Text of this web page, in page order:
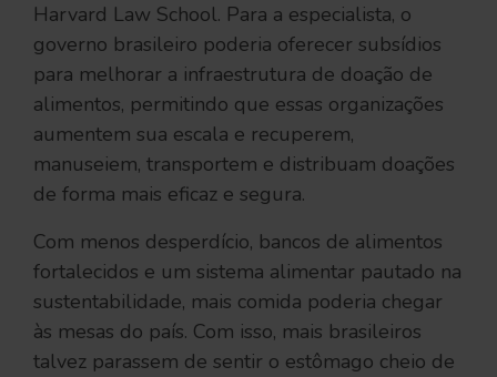
Harvard Law School. Para a especialista, o
governo brasileiro poderia oferecer subsídios
para melhorar a infraestrutura de doação de
alimentos, permitindo que essas organizações
aumentem sua escala e recuperem,
manuseiem, transportem e distribuam doações
de forma mais eficaz e segura.
Com menos desperdício, bancos de alimentos
fortalecidos e um sistema alimentar pautado na
sustentabilidade, mais comida poderia chegar
às mesas do país. Com isso, mais brasileiros
talvez parassem de sentir o estômago cheio de